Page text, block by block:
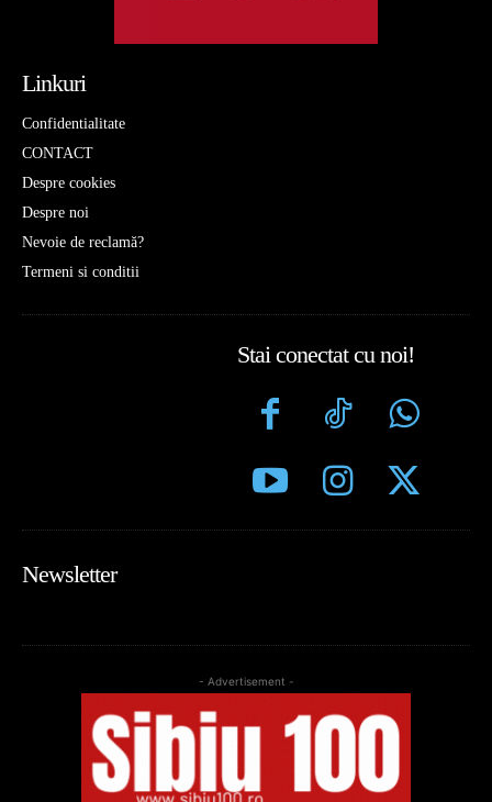
Linkuri
Confidentialitate
CONTACT
Despre cookies
Despre noi
Nevoie de reclamă?
Termeni si conditii
Stai conectat cu noi!
Newsletter
- Advertisement -